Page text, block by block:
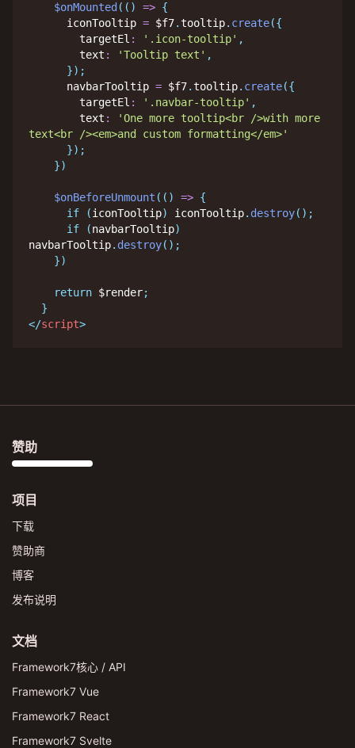
$onMounted ( ( ) => {
      iconTooltip
= $f7.tooltip. create({
        targetEl
: '.icon-tooltip' ,
        text
: 'Tooltip text' ,
}) ;
      navbarTooltip
= $f7.tooltip. create({
        targetEl
: '.navbar-tooltip' ,
        text
:
'One more tooltip<br />with more
text<br /><em>and custom formatting</em>'
}) ;
})
$onBeforeUnmount ( ( ) => {
if
(iconTooltip) iconTooltip. destroy( ) ;
if
(navbarTooltip)
navbarTooltip. destroy( ) ;
})
return $render;
}
</script>
项目
下载
赞助商
博客
发布说明
文档
Framework7核心 / API
Framework7 Vue
Framework7 React
Framework7 Svelte
赞助